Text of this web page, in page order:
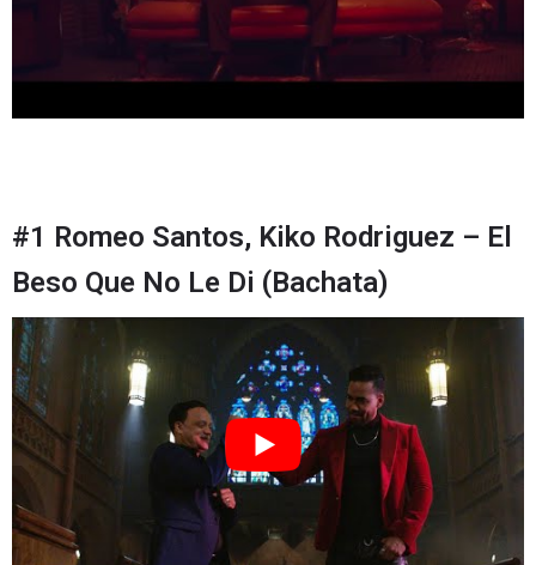
#1 Romeo Santos, Kiko Rodriguez – El
Beso Que No Le Di (Bachata)